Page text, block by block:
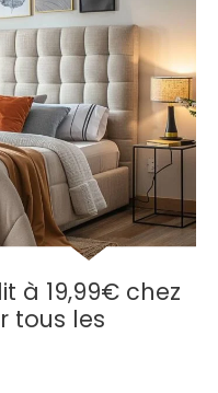
à 19,99€ chez
tous les